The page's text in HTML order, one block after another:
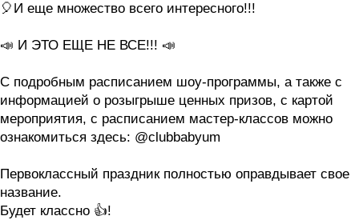
🎈И еще множество всего интересного!!!
📣 И ЭТО ЕЩЕ НЕ ВСЕ!!! 📣
С подробным расписанием шоу-программы, а также с
информацией о розыгрыше ценных призов, с картой
мероприятия, с расписанием мастер-классов можно
ознакомиться здесь: @clubbabyum
Первоклассный праздник полностью оправдывает свое
название.
Будет классно 👍!